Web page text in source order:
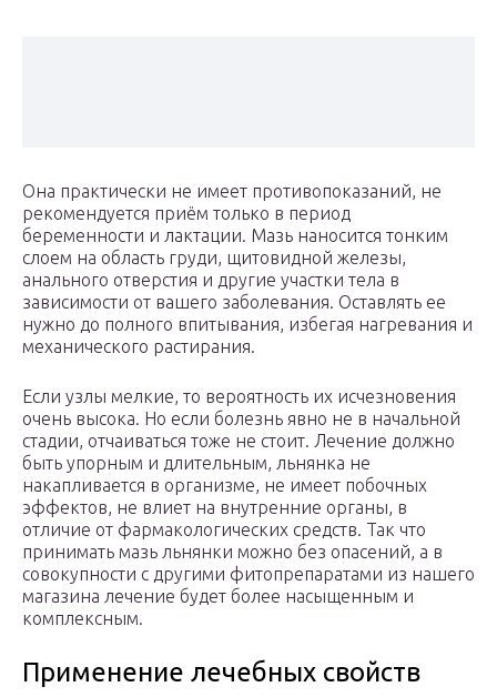
Она практически не имеет противопоказаний, не
рекомендуется приём только в период
беременности и лактации. Мазь наносится тонким
слоем на область груди, щитовидной железы,
анального отверстия и другие участки тела в
зависимости от вашего заболевания. Оставлять ее
нужно до полного впитывания, избегая нагревания и
механического растирания.
Если узлы мелкие, то вероятность их исчезновения
очень высока. Но если болезнь явно не в начальной
стадии, отчаиваться тоже не стоит. Лечение должно
быть упорным и длительным, льнянка не
накапливается в организме, не имеет побочных
эффектов, не влиет на внутренние органы, в
отличие от фармакологических средств. Так что
принимать мазь льнянки можно без опасений, а в
совокупности с другими фитопрепаратами из нашего
магазина лечение будет более насыщенным и
комплексным.
Применение лечебных свойств